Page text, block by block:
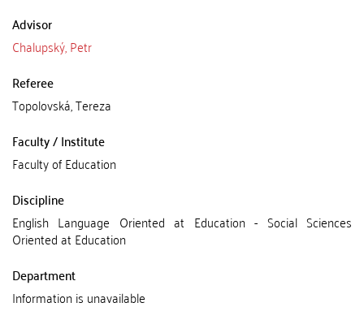
Advisor
Chalupský, Petr
Referee
Topolovská, Tereza
Faculty / Institute
Faculty of Education
Discipline
English Language Oriented at Education - Social Sciences
Oriented at Education
Department
Information is unavailable